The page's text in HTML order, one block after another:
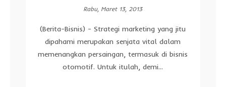
Rabu, Maret 13, 2013
(Berita-Bisnis) - Strategi marketing yang jitu
dipahami merupakan senjata vital dalam
memenangkan persaingan, termasuk di bisnis
otomotif. Untuk itulah, demi...